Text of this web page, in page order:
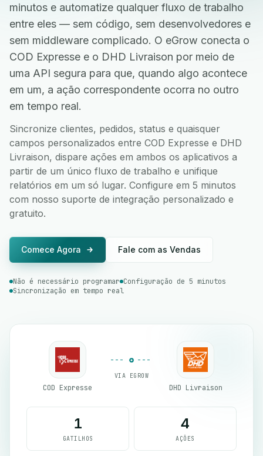
minutos e automatize qualquer fluxo de trabalho
entre eles — sem código, sem desenvolvedores e
sem middleware complicado. O eGrow conecta o
COD Expresse e o DHD Livraison por meio de
uma API segura para que, quando algo acontece
em um, a ação correspondente ocorra no outro
em tempo real.
Sincronize clientes, pedidos, status e quaisquer
campos personalizados entre COD Expresse e DHD
Livraison, dispare ações em ambos os aplicativos a
partir de um único fluxo de trabalho e unifique
relatórios em um só lugar. Configure em 5 minutos
com nosso suporte de integração personalizado e
gratuito.
Comece Agora Fale com as Vendas
Não é necessário programar Configuração de 5 minutos
Sincronização em tempo real
COD Expresse
VIA EGROW
DHD Livraison
1
GATILHOS
4
AÇÕES